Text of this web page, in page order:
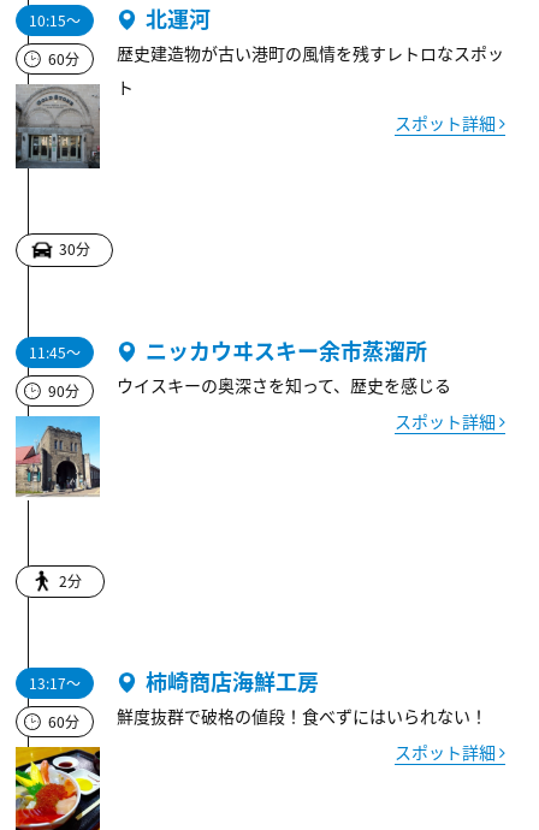
10:15～
60分
北運河
歴史建造物が古い港町の風情を残すレトロなスポッ
ト
スポット詳細
30分
11:45～
90分
ニッカウヰスキー余市蒸溜所
ウイスキーの奥深さを知って、歴史を感じる
スポット詳細
2分
13:17～
60分
柿崎商店海鮮工房
鮮度抜群で破格の値段！食べずにはいられない！
スポット詳細